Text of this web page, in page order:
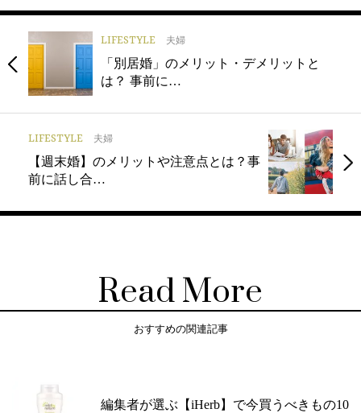
LIFESTYLE 夫婦
「別居婚」のメリット・デメリットと
は？ 事前に…
LIFESTYLE 夫婦
【週末婚】のメリットや注意点とは？事
前に話し合…
Read More
おすすめの関連記事
編集者が選ぶ【iHerb】で今買うべきもの10